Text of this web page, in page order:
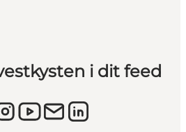
i dit feed